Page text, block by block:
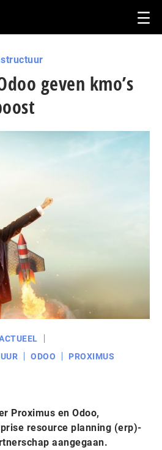
geven kmo’s
ODOO PROXIMUS
Proximus en Odoo,
resource planning (erp)-
aangegaan.